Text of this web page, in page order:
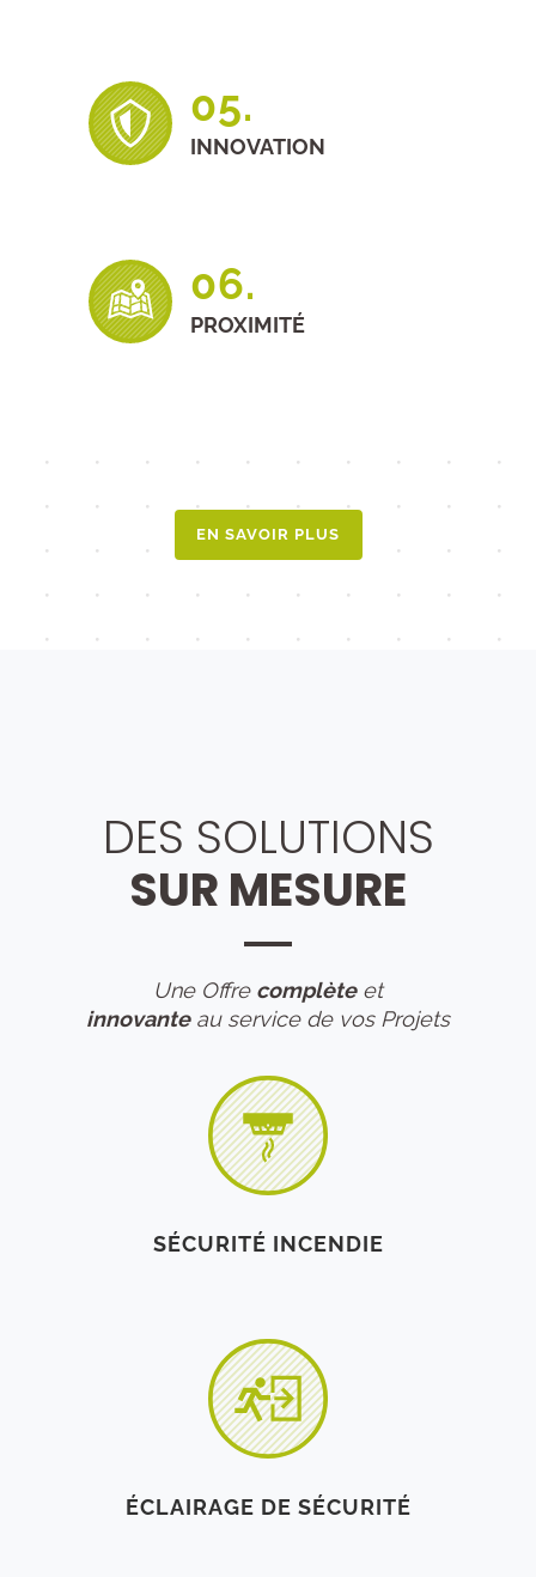
05.
INNOVATION
06.
PROXIMITÉ
EN SAVOIR PLUS
DES SOLUTIONS
SUR MESURE
Une Offre complèteet
innovanteau service de vos Projets
SÉCURITÉ INCENDIE
ÉCLAIRAGE DE SÉCURITÉ